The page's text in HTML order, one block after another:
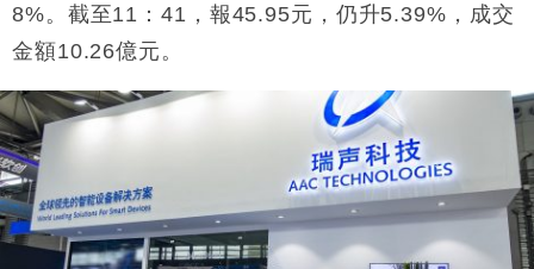
Google晶片
10:57
財經｜美商務部擬擴大金屬關稅範圍 14類產品或加徵
18:15
本地｜新世界K11 9月升級會員制度 增鉑金卡級別鎖
17:40
財經｜本港6月零售額連升14個月 珠寶鐘錶銷售升勢
最強
16:33
財經｜滙控重啟最多10億美元回購 派息比率目標維持
50%
8%。截至11：41，報45.95元，仍升5.39%，成交
金額10.26億元。